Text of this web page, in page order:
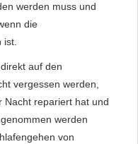
werden muss und
die
ist.
auf den
vergessen werden,
Nacht repariert hat und
werden
von